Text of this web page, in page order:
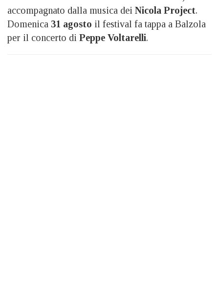
accompagnato dalla musica dei Nicola Project.
Domenica 31 agosto il festival fa tappa a Balzola
per il concerto di Peppe Voltarelli.